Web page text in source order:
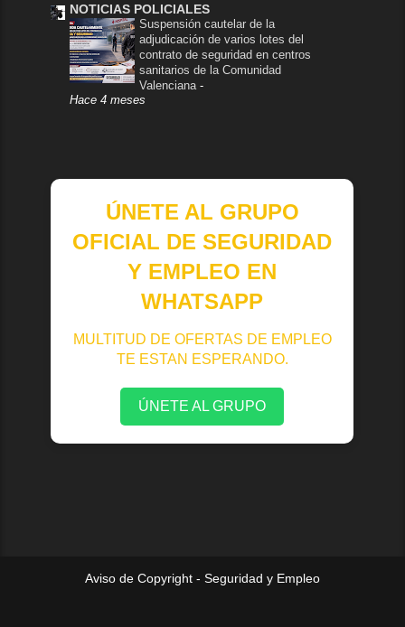
NOTICIAS POLICIALES
Suspensión cautelar de la
adjudicación de varios lotes del
contrato de seguridad en centros
sanitarios de la Comunidad
Valenciana-
Hace 4 meses
ÚNETE AL GRUPO
OFICIAL DE SEGURIDAD
Y EMPLEO EN
WHATSAPP
MULTITUD DE OFERTAS DE EMPLEO
TE ESTAN ESPERANDO.
ÚNETE AL GRUPO
Aviso de Copyright - Seguridad y Empleo